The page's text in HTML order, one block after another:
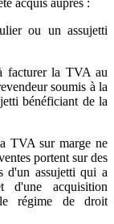
acquis auprès :
ou un assujetti
facturer la TVA au
soumis à la
bénéficiant de la
TVA sur marge ne
portent sur des
d'un assujetti qui a
acquisition
le régime de droit